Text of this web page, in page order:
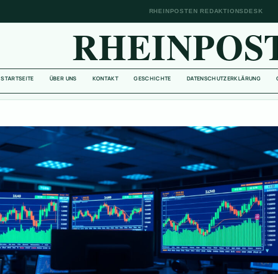
RHEINPOSTEN REDAKTIONSDESK
STARTSEITE ÜBER UNS KONTAKT GESCHICHTE DATENSCHUTZERKLÄRUNG